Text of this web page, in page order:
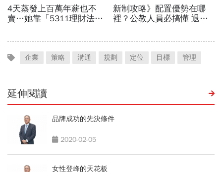
企業 策略 溝通 規劃 定位 目標 管理
延伸閱讀
品牌成功的先決條件
2020-02-05
女性登峰的天花板